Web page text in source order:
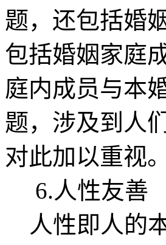
题，还包括婚
包括婚姻家庭
庭内成员与本
题，涉及到人
对此加以重视。
6.人性友善
人性即人的